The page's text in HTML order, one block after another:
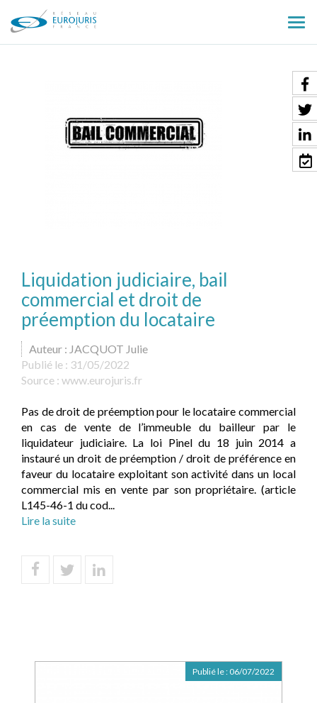
le
Liquidation judiciaire, bail
commercial et droit de
préemption du locataire
Auteur : JACQUOT Julie
Publié le : 31/05/2022
Source : www.eurojuris.fr
Pas de droit de préemption pour le locataire commercial
en cas de vente de l’immeuble du bailleur par le
liquidateur judiciaire. La loi Pinel du 18 juin 2014 a
instauré un droit de préemption / droit de préférence en
faveur du locataire exploitant son activité dans un local
commercial mis en vente par son propriétaire. (article
L145-46-1 du cod...
Lire la suite
Publié le : 06/07/2022